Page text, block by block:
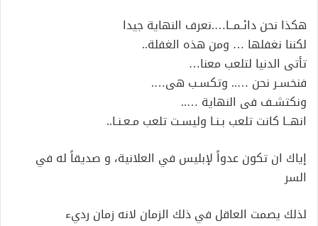
هكذا نحن دائـمــا….نعرف النهاية جيدا
لكننا نغفلها … ومن هذه الغفلة..
تأتى الدنيا لتلعب معنا…
فنخسـر نحن ….. وتكسـب هى….
ونكتشـف فى النهاية …..
انهــا كانت تلعب بـنـا وليسـت تلعب مـعـنـا..
إياك ان تكون عدواً لإبليس في العلانية، و صديقاً له في
السر
لذلك يصمت العاقل في ذلك الزمان لانه زمان رديء